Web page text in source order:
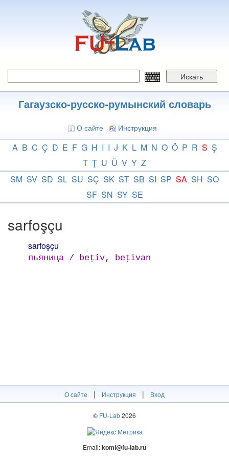
Искать
Гагаузско-русско-румынский словарь
О сайте Инструкция
A B C Ç D E F G H I I J K L M N O Ö P R S Ş
T Ţ U Ü V Y Z
SM SV SD SL SU SÇ SK ST SB SI SP SA SH SO
SF SN SY SE
sarfoşçu
sarfoşçu
пьяница / beţiv, beţivan
О сайте | Инструкция | Вход
© FU-Lab2026
Email:komi@fu-lab.ru